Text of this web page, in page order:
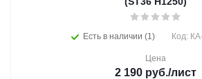
Есть в наличии (1) Код:
Цена
2 190 руб./лист